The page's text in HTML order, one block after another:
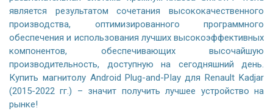
является результатом сочетания высококачественного
производства, оптимизированного программного
обеспечения и использования лучших высокоэффективных
компонентов, обеспечивающих высочайшую
производительность, доступную на сегодняшний день.
Купить магнитолу Android Plug-and-Play для Renault Kadjar
(2015-2022 гг.) – значит получить лучшее устройство на
рынке!